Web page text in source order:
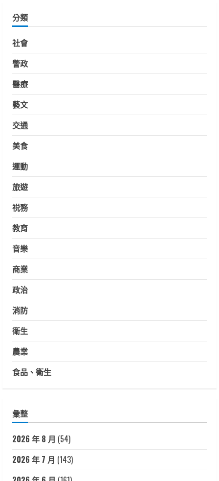
分類
社會
警政
醫療
藝文
交通
美食
運動
旅遊
祱務
教育
音樂
商業
政治
消防
衛生
農業
食品、衛生
彙整
2026 年 8 月 (54)
2026 年 7 月 (143)